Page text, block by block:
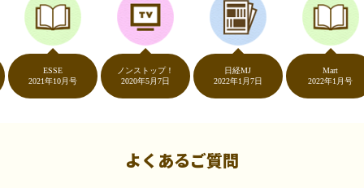
い物をすることが多いのですが、モッピーを経由するだけでショップ
のポイントとモッピーのポイントが二重で貯まることを知り、ビック
リ…！いつものネットショッピングをモッピーを経由するだけでポイ
ントが貯まるなんて…もっと早く教えてほしかった～！貯まったポイ
ントはギフト券に交換して、プチ贅沢を楽しんでます♪
（30代・男性）
2021年10月号
ノンストップ！
2020年5月7日
日経MJ
2022年1月7日
2022年1月号
よくあるご質問